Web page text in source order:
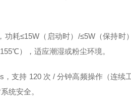
功耗≤15W（启动时）/≤5W（保持时
），适应潮湿或粉尘环境。
支持 120 次 / 分钟高频操作（连续
统安全。